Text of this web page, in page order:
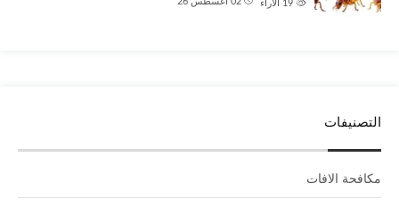
الآراء
التصنيفات
مكافحة الافات